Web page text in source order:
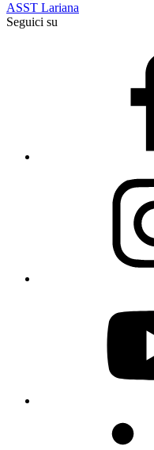
ASST Lariana
Seguici su